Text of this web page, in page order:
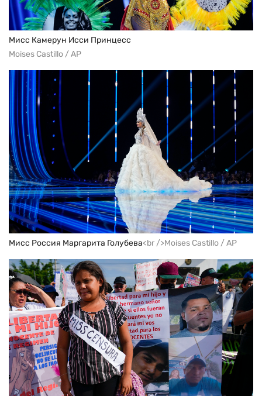
Мисс Камерун Исси Принцесс
Moises Castillo / AP
Мисс Россия Маргарита Голубева<br />Moises Castillo / AP